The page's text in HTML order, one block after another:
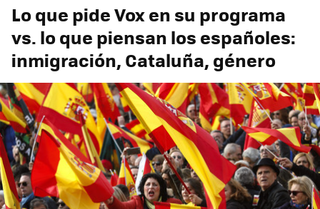
Lo que pide Vox en su programa
vs. lo que piensan los españoles:
inmigración, Cataluña, género